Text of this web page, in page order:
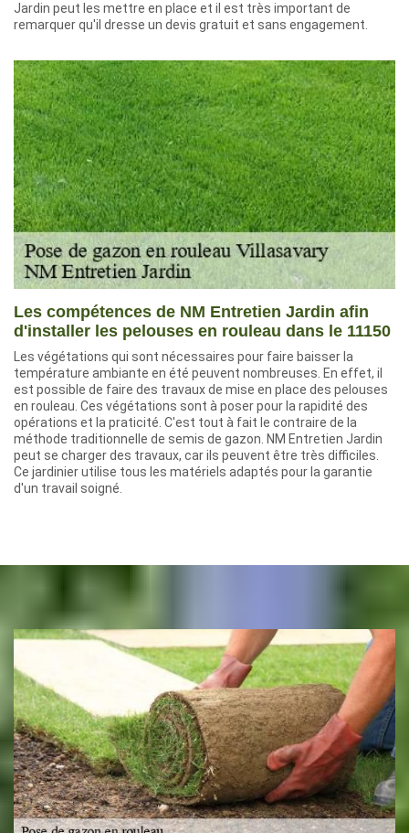
Jardin peut les mettre en place et il est très important de
remarquer qu'il dresse un devis gratuit et sans engagement.
Les compétences de NM Entretien Jardin afin
d'installer les pelouses en rouleau dans le 11150
Les végétations qui sont nécessaires pour faire baisser la
température ambiante en été peuvent nombreuses. En effet, il
est possible de faire des travaux de mise en place des pelouses
en rouleau. Ces végétations sont à poser pour la rapidité des
opérations et la praticité. C'est tout à fait le contraire de la
méthode traditionnelle de semis de gazon. NM Entretien Jardin
peut se charger des travaux, car ils peuvent être très difficiles.
Ce jardinier utilise tous les matériels adaptés pour la garantie
d'un travail soigné.